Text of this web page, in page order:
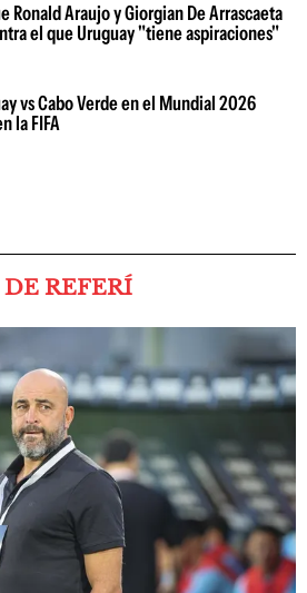
Ronald Araujo y Giorgian De Arrascaeta
el que Uruguay "tiene aspiraciones"
vs Cabo Verde en el Mundial 2026
la FIFA
REFERÍ